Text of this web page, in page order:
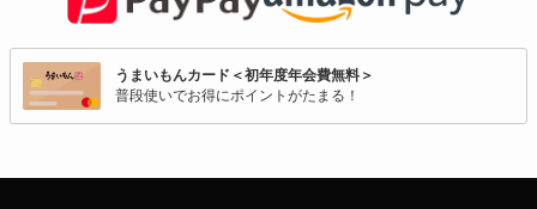
うまいもんカード＜初年度年会費無料＞
普段使いでお得にポイントがたまる！